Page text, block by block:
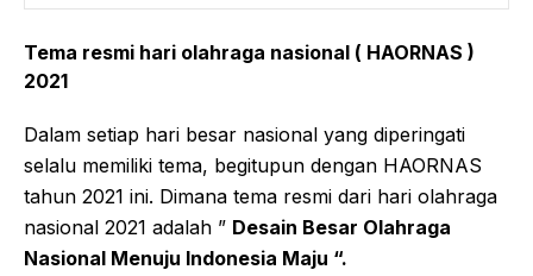
Tema resmi hari olahraga nasional ( HAORNAS )
2021
Dalam setiap hari besar nasional yang diperingati
selalu memiliki tema, begitupun dengan HAORNAS
tahun 2021 ini. Dimana tema resmi dari hari olahraga
nasional 2021 adalah ” Desain Besar Olahraga
Nasional Menuju Indonesia Maju “.